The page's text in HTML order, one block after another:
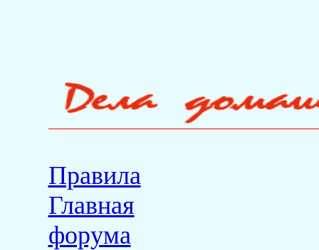
Правила
Главная
форума